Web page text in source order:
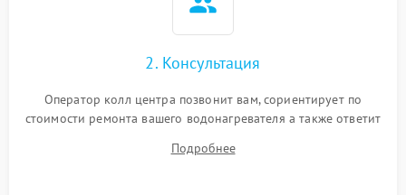
2. Консультация
Оператор колл центра позвонит вам, сориентирует по
стоимости ремонта вашего водонагревателя а также ответит
Подробнее